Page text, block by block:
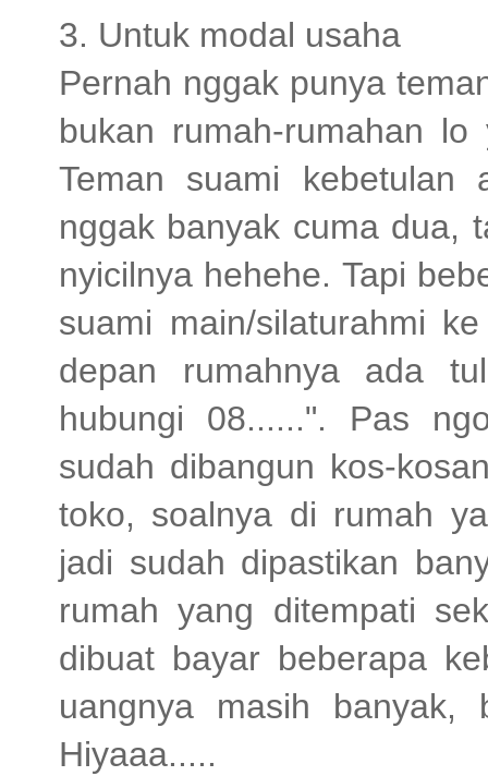
3. Untuk modal usaha
Pernah nggak punya
bukan rumah-rumahan
Teman suami
nggak banyak cuma dua,
nyicilnya hehehe. Tapi
suami main/silaturahmi
depan rumahnya ada
hubungi 08......". Pas
sudah dibangun kos-
toko, soalnya di rumah
jadi sudah dipastikan
rumah yang ditempati
dibuat bayar beberapa
uangnya masih
Hiyaaa.....